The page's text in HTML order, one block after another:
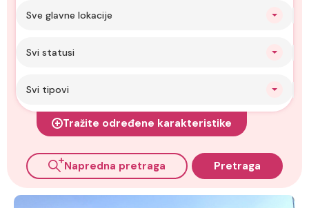
Sve glavne lokacije
Svi statusi
Svi tipovi
Tražite određene karakteristike
Napredna pretraga Pretraga